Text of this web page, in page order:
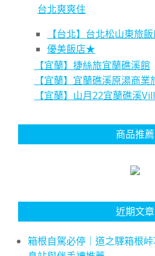
台北爽爽住
【台北】台北松山東旅
優美飯店★
【宜蘭】捷絲旅宜蘭礁溪館
【宜蘭】宜蘭礁溪原湯商
【宜蘭】山月22宜蘭礁溪
商品推薦
近期文章
箱根自駕必停｜道之驛箱根